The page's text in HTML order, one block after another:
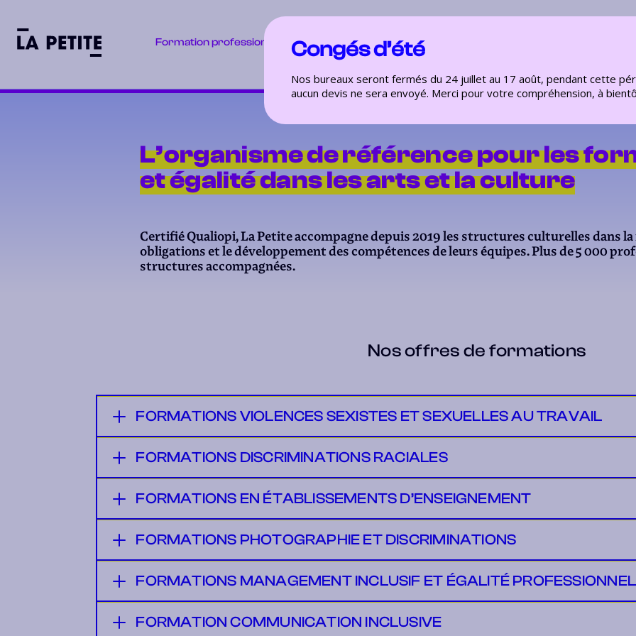
Formation professionnelle Bilans de compétences
L’organisme de référence pour les
et égalité dans les arts et la culture
Certifié Qualiopi, La Petite accompagne depuis 2019 les structures culturelles dans
obligations et le développement des compétences de leurs équipes. Plus de 5 000
structures accompagnées.
Nos offres de formations
FORMATIONS VIOLENCES SEXISTES ET SEXUELLES AU TRAVAIL
FORMATIONS DISCRIMINATIONS RACIALES
FORMATIONS EN ÉTABLISSEMENTS D’ENSEIGNEMENT
FORMATIONS PHOTOGRAPHIE ET DISCRIMINATIONS
FORMATIONS MANAGEMENT INCLUSIF ET ÉGALITÉ
FORMATION COMMUNICATION INCLUSIVE
Congés d’été
Nos bureaux seront fermés du 24 juillet au 17 août, pendant cette
aucun devis ne sera envoyé. Merci pour votre compréhension, à